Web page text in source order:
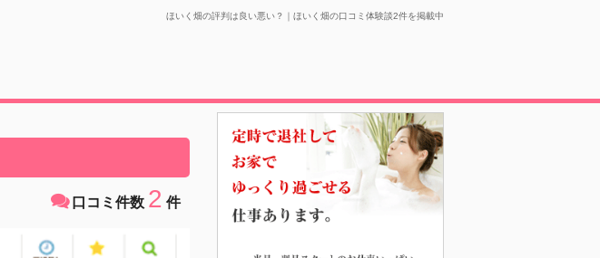
ほいく畑の評判は良い悪い？｜ほいく畑の口コミ体験談2件を掲載中
口コミ件数 2 件